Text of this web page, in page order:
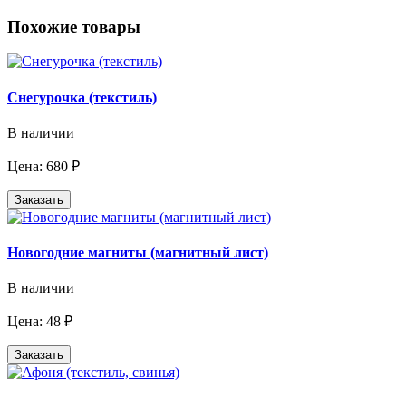
Похожие товары
Снегурочка (текстиль)
В наличии
Цена: 680 ₽
Заказать
Новогодние магниты (магнитный лист)
В наличии
Цена: 48 ₽
Заказать